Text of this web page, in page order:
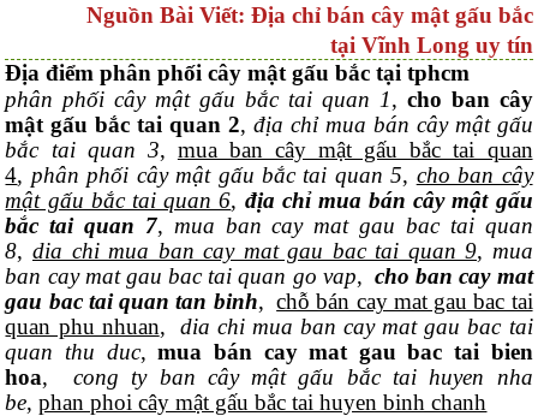
Nguồn Bài Viết: Địa chỉ bán cây mật gấu bắc
tại Vĩnh Long uy tín
Địa điểm phân phối cây mật gấu bắc tại tphcm
phân phối cây mật gấu bắc tai quan 1, cho ban cây
mật gấu bắc tai quan 2,địa chỉ mua bán cây mật gấu
bắc tai quan 3, mua ban cây mật gấu bắc tai quan
4, phân phối cây mật gấu bắc tai quan 5, cho ban cây
mật gấu bắc tai quan 6, địa chỉ mua bán cây mật gấu
bắc tai quan 7, mua ban cay mat gau bac tai quan
8, dia chi mua ban cay mat gau bac tai quan 9, mua
ban cay mat gau bac tai quan go vap,cho ban cay mat
gau bac tai quan tan binh,chỗ bán cay mat gau bac tai
quan phu nhuan, dia chi mua ban cay mat gau bac tai
quan thu duc,mua bán cay mat gau bac tai bien
hoa,
cong ty ban cây mật gấu bắc tai huyen nha
be,phan phoi cây mật gấu bắc tai huyen binh chanh